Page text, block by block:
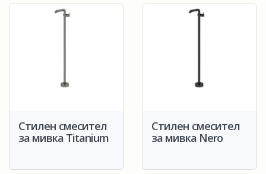
Стилен смесител
за мивка Titanium
Стилен смесител
за мивка Nero